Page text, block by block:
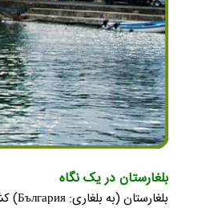
بلغارستان در یک نگاه